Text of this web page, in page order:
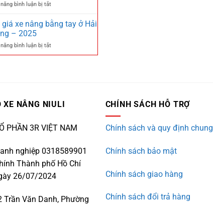
tay
Cần
2025
bình luận bị tắtở
giá
tay
tại
giá xe nâng bằng tay ở Hải
– 2025
bình luận bị tắtở
Báo
ở
Phòng
–
XE NÂNG NIULI
PHẦN 3R VIỆT NAM
nghiệp 0318589901
Thành phố Hồ Chí
26/07/2024
Trần Văn Danh, Phường
CHÍNH SÁCH HỖ TRỢ
Chính sách và quy định chung
Chính sách bảo mật
Chính sách giao hàng
Chính sách đổi trả hàng